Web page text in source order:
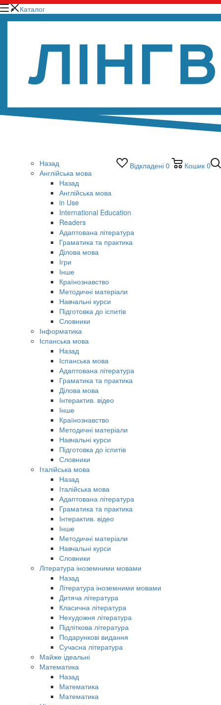
Відкладені 0 Кошик 0
Каталог
Назад
Англійська мова
Назад
Англійська мова
in Use
International Education
Readers
Адаптована література
Граматика та практика
Ділова мова
Ігри
Інше
Країнознавство
Методичні матеріали
Навчальні курси
Підготовка до іспитів
Словники
Інформатика
Іспанська мова
Назад
Іспанська мова
Адаптована література
Граматика та практика
Ділова мова
Інтерактив. відео
Інше
Країнознавство
Методичні матеріали
Навчальні курси
Підготовка до іспитів
Словники
Італійська мова
Назад
Італійська мова
Адаптована література
Граматика та практика
Інтерактив. відео
Інше
Методичні матеріали
Навчальні курси
Словники
Література іноземними мовами
Назад
Література іноземними мовами
Дитяча література
Класична література
Нехудожня література
Підліткова література
Подарункові видання
Сучасна література
Майже ідеальні
Математика
Назад
Математика
Математика